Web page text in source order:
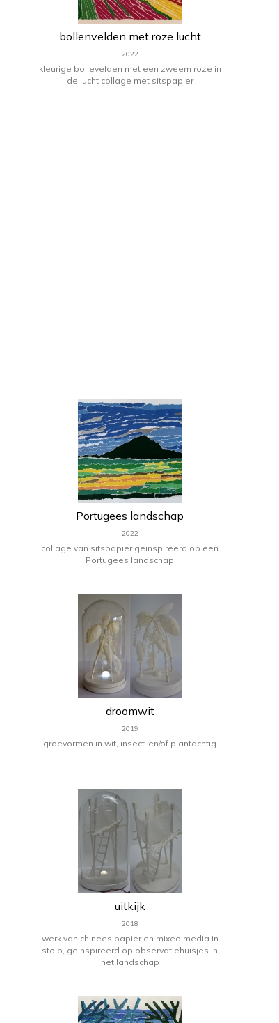
bollenvelden met roze lucht
2022
kleurige bollevelden met een zweem roze in
de lucht collage met sitspapier
Portugees landschap
2022
collage van sitspapier geïnspireerd op een
Portugees landschap
droomwit
2019
groevormen in wit, insect-en/of plantachtig
uitkijk
2018
werk van chinees papier en mixed media in
stolp, geinspireerd op observatiehuisjes in
het landschap